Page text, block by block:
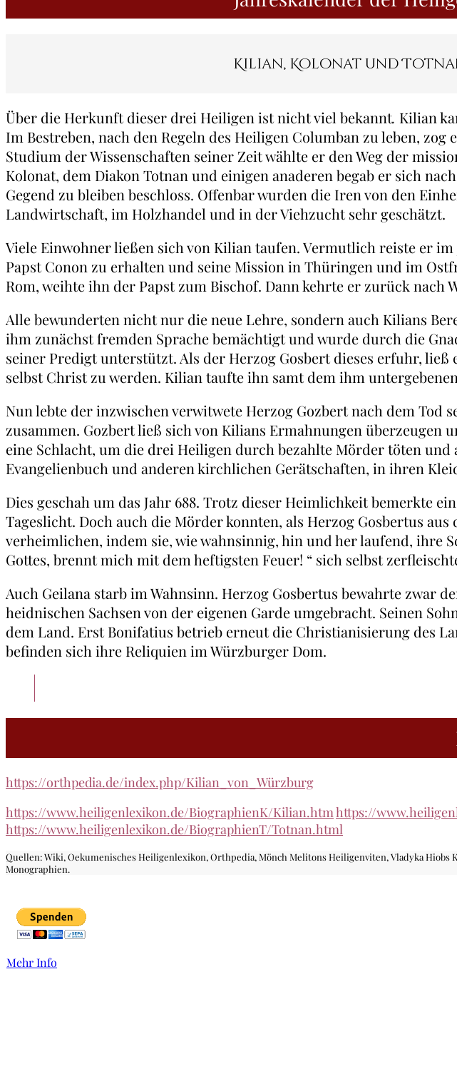
Kilian, Kolonat und
Über die Herkunft dieser drei Heiligen ist nicht viel bekannt. Kilian
Im Bestreben, nach den Regeln des Heiligen Columban zu leben,
Studium der Wissenschaften seiner Zeit wählte er den Weg der
Kolonat, dem Diakon Totnan und einigen anaderen begab er sich
Gegend zu bleiben beschloss. Offenbar wurden die Iren von den
Landwirtschaft, im Holzhandel und in der Viehzucht sehr geschätzt.
Viele Einwohner ließen sich von Kilian taufen. Vermutlich reiste er im
Papst Conon zu erhalten und seine Mission in Thüringen und im
Rom, weihte ihn der Papst zum Bischof. Dann kehrte er zurück nach
Alle bewunderten nicht nur die neue Lehre, sondern auch Kilians
ihm zunächst fremden Sprache bemächtigt und wurde durch die
seiner Predigt unterstützt. Als der Herzog Gosbert dieses erfuhr,
selbst Christ zu werden. Kilian taufte ihn samt dem ihm
Nun lebte der inzwischen verwitwete Herzog Gozbert nach dem
zusammen. Gozbert ließ sich von Kilians Ermahnungen
eine Schlacht, um die drei Heiligen durch bezahlte Mörder töten
Evangelienbuch und anderen kirchlichen Gerätschaften, in ihren
Dies geschah um das Jahr 688. Trotz dieser Heimlichkeit bemerkte
Tageslicht. Doch auch die Mörder konnten, als Herzog Gosbertus
verheimlichen, indem sie, wie wahnsinnig, hin und her laufend, ihre
Gottes, brennt mich mit dem heftigsten Feuer! “ sich selbst
Auch Geilana starb im Wahnsinn. Herzog Gosbertus bewahrte zwar
heidnischen Sachsen von der eigenen Garde umgebracht. Seinen
dem Land. Erst Bonifatius betrieb erneut die Christianisierung des
befinden sich ihre Reliquien im Würzburger Dom.
https://orthpedia.de/index.php/Kilian_von_Würzburg
https://www.heiligenlexikon.de/BiographienK/Kilian.htmhttps://
https://www.heiligenlexikon.de/BiographienT/Totnan.html
Quellen: Wiki, Oekumenisches Heiligenlexikon, Orthpedia, Mönch Melitons Heiligenviten, Vladyka
Monographien.
Mehr Info